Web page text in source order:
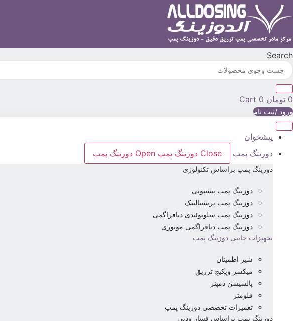
پرش
به
Search
0 تومان 0
Cart
ورود /ثبت نام
پیشخوان
دوزینگ پمپ
Close دوزینگ پمپ Open دوزینگ پمپ
دوزینگ پمپ براساس تکنولوژی
دوزینگ پمپ پیستونی
دوزینگ پمپ پریستالتیک
دوزینگ پمپ سلونوئیدی دیافراگمی
دوزینگ پمپ دیافراگمی موتوری
تجهیزات جانبی دوزینگ پمپ
شیر اطمینان
میکسر وپکیج تزریق
پالسیشن دمپنر
فلومتر
تعمیرات تخصصی دوزینگ پمپ
دوزینگ پمپ براساس فشار ودبی